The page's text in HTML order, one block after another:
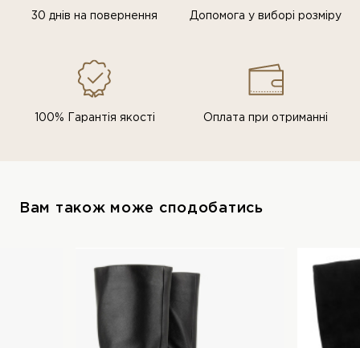
30 днів на повернення Допомога у виборі розміру
100% Гарантія якості Оплата при отриманні
Вам також може сподобатись